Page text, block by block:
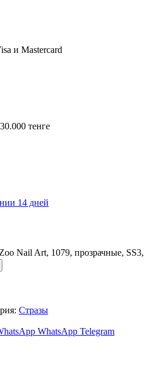
и Mastercard
тенге
14 дней
Nail Art, 1079, прозрачные, SS3,
Стразы
WhatsApp Telegram